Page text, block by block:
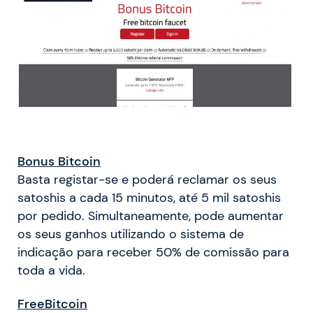
Bonus Bitcoin
Basta registar-se e poderá reclamar os seus
satoshis a cada 15 minutos, até 5 mil satoshis
por pedido. Simultaneamente, pode aumentar
os seus ganhos utilizando o sistema de
indicação para receber 50% de comissão para
toda a vida.
FreeBitcoin